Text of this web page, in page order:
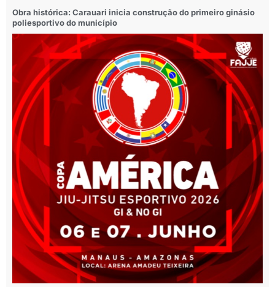
Obra histórica: Carauari inicia construção do primeiro ginásio
poliesportivo do município